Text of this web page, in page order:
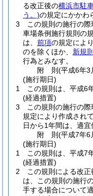
る改正後の横浜市駐
う。)の規定にかかわ
3
この規則の施行の
車場条例施行規則の
は、 前項の規定によ
のを除くほか、 新規則
行為とみなす。
附 則(平成6年3
(施行期日)
1
この規則は、平成6
(経過措置)
3
この規則の施行の際
規定により作成され
日から1年間は、適宜
附 則(平成7年6
(施行期日)
1
この規則は、平成7
(経過措置)
2
この規則による改
は、この規則の施行
手する場合について